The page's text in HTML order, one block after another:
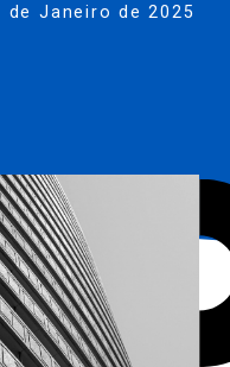
Janeiro de 2025